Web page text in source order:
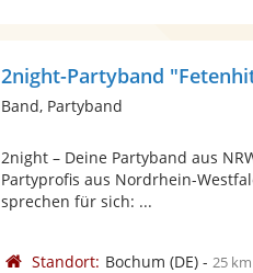
2night-Partyband
Band, Partyband
2night – Deine Partyband aus
Partyprofis aus Nordrhein-
sprechen für sich: ...
Standort: Bochum (DE)- 25